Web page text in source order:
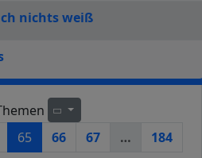
nichts weiß
Seite
65 66 67 …
184